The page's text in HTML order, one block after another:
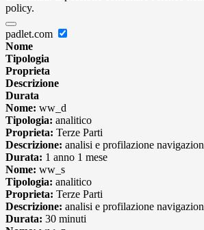
policy.
padlet.com
Nome
Tipologia
Proprieta
Descrizione
Durata
Nome: ww_d
Tipologia: analitico
Proprieta: Terze Parti
Descrizione: analisi e profilazione
Durata: 1 anno 1 mese
Nome: ww_s
Tipologia: analitico
Proprieta: Terze Parti
Descrizione: analisi e profilazione
Durata: 30 minuti